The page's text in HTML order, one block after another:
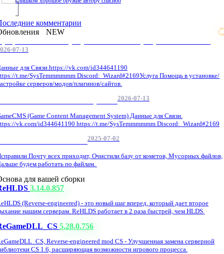
комментарии
NEW
07-13
для Связи.https://vk.com/id344641190
t.me/SysTemmmmmm Discord: Wizard#2169Услуга Помощь в установке/
серверов/модов/плагинов/сайтов.
2026-07-13
(Game Content Management System) Данные для Связи.
vk.com/id344641190 https://t.me/SysTemmmmmm Discord: Wizard#2169
2025-07-02
Почту всех приходит, Очистили базу от кометов, Мусорных файлов,
будем работать по файлам.
для вашей сборки
3.14.0.857
(Reverse-engineered) - это новый шаг вперед, который дает второе
нашим серверам. ReHLDS работает в 2 раза быстрей, чем HLDS.
5.28.0.756
Reverse-engineered mod CS - Улучшенная замена серверной
CS 1.6, расширяющая возможности игрового процесса.